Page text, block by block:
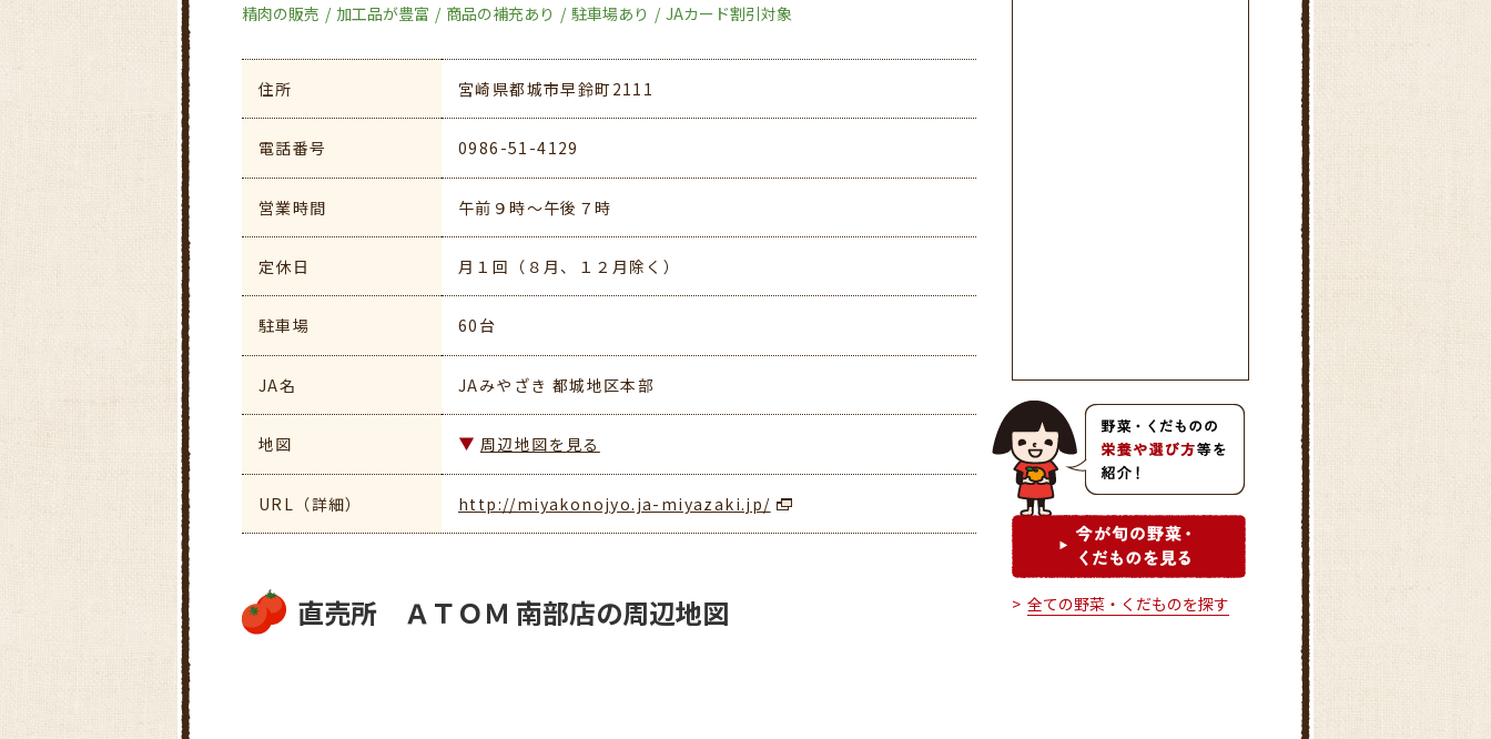
精肉の販売
加工品が豊富 商品の補充あり 駐車場あり JAカード割引対象
住所 宮崎県都城市早鈴町2111
電話番号 0986-51-4129
営業時間 午前９時～午後７時
定休日 月１回（８月、１２月除く）
駐車場 60台
JA名 JAみやざき 都城地区本部
地図 周辺地図を見る
URL（詳細） http://miyakonojyo.ja-miyazaki.jp/
直売所 ＡＴＯＭ 南部店の周辺地図 全ての野菜・くだものを探す